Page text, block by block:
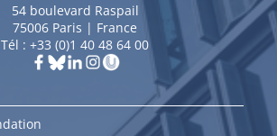
54 boulevard Raspail
75006 Paris | France
Tél : +33 (0)1 40 48 64 00